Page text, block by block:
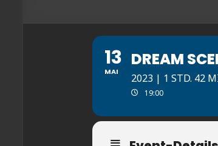
13
MAI
DREAM
2023 | 1 STD. 42
19:00